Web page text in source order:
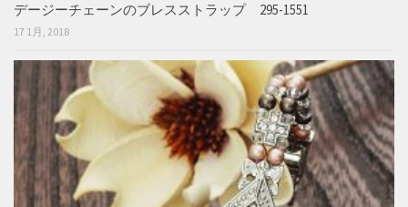
デージーチェーンのブレスストラップ 295-1551
17 1月, 2018